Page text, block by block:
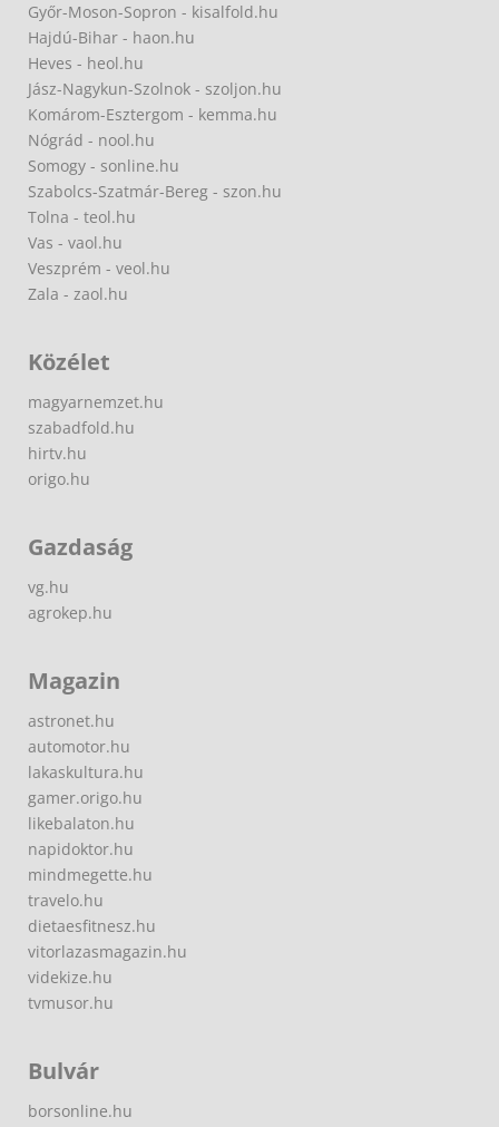
Győr-Moson-Sopron - kisalfold.hu
Hajdú-Bihar - haon.hu
Heves - heol.hu
Jász-Nagykun-Szolnok - szoljon.hu
Komárom-Esztergom - kemma.hu
Nógrád - nool.hu
Somogy - sonline.hu
Szabolcs-Szatmár-Bereg - szon.hu
Tolna - teol.hu
Vas - vaol.hu
Veszprém - veol.hu
Zala - zaol.hu
Közélet
magyarnemzet.hu
szabadfold.hu
hirtv.hu
origo.hu
Gazdaság
vg.hu
agrokep.hu
Magazin
astronet.hu
automotor.hu
lakaskultura.hu
gamer.origo.hu
likebalaton.hu
napidoktor.hu
mindmegette.hu
travelo.hu
dietaesfitnesz.hu
vitorlazasmagazin.hu
videkize.hu
tvmusor.hu
Bulvár
borsonline.hu